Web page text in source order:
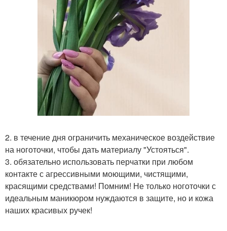
2. в течение дня ограничить механическое воздействие
на ноготочки, чтобы дать материалу "Устояться".
3. обязательно использовать перчатки при любом
контакте с агрессивными моющими, чистящими,
красящими средствами! Помним! Не только ноготочки с
идеальным маникюром нуждаются в защите, но и кожа
наших красивых ручек!